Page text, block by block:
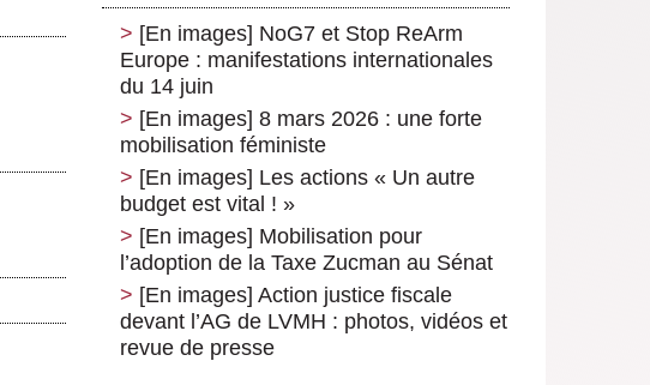
[En images] NoG7 et Stop ReArm
Europe : manifestations internationales
du 14 juin
[En images] 8 mars 2026 : une forte
mobilisation féministe
[En images] Les actions « Un autre
budget est vital ! »
[En images] Mobilisation pour
l’adoption de la Taxe Zucman au Sénat
[En images] Action justice fiscale
devant l’AG de LVMH : photos, vidéos et
revue de presse